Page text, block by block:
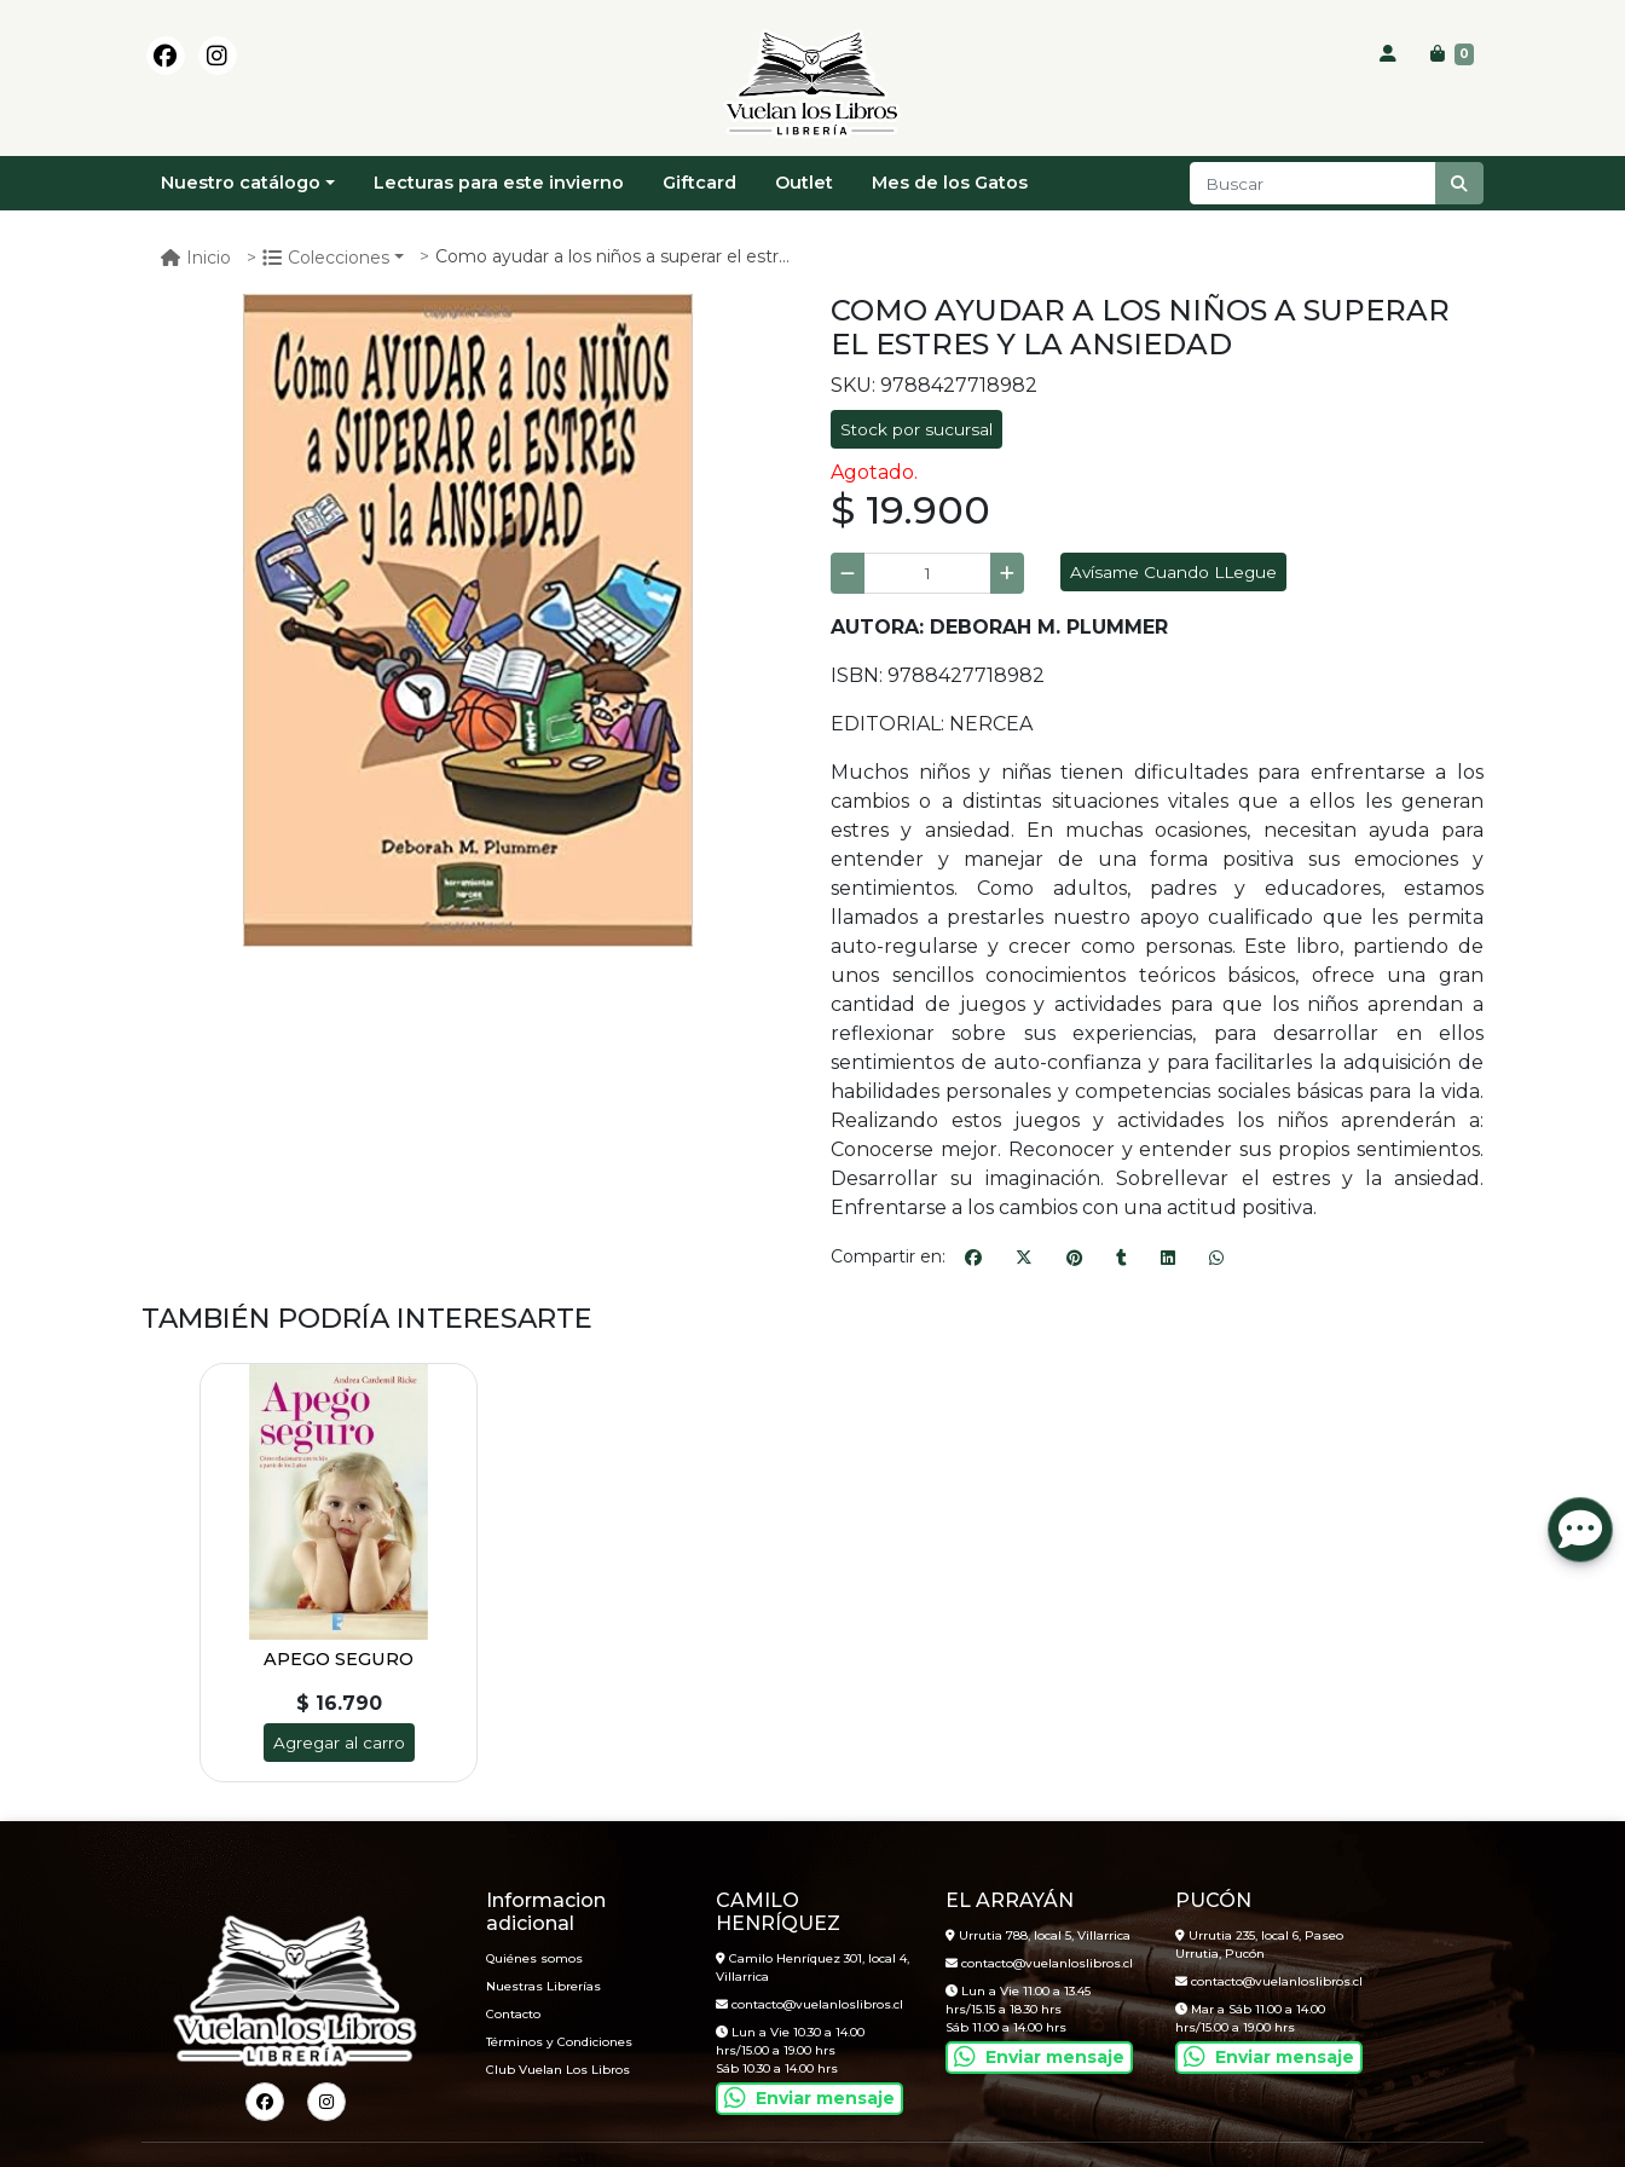
0
Nuestro catálogo Lecturas para este invierno Giftcard Outlet Mes de los Gatos
Inicio Colecciones Como ayudar a los niños a superar el estres y la ansiedad
COMO AYUDAR A LOS NIÑOS A SUPERAR
EL ESTRES Y LA ANSIEDAD
SKU: 9788427718982
Stock por sucursal
Agotado.
$ 19.900
Avísame Cuando LLegue
AUTORA: DEBORAH M. PLUMMER
ISBN: 9788427718982
EDITORIAL: NERCEA
Muchos niños y niñas tienen dificultades para enfrentarse a los
cambios o a distintas situaciones vitales que a ellos les generan
estres y ansiedad. En muchas ocasiones, necesitan ayuda para
entender y manejar de una forma positiva sus emociones y
sentimientos. Como adultos, padres y educadores, estamos
llamados a prestarles nuestro apoyo cualificado que les permita
auto-regularse y crecer como personas. Este libro, partiendo de
unos sencillos conocimientos teóricos básicos, ofrece una gran
cantidad de juegos y actividades para que los niños aprendan a
reflexionar sobre sus experiencias, para desarrollar en ellos
sentimientos de auto-confianza y para facilitarles la adquisición de
habilidades personales y competencias sociales básicas para la vida.
Realizando estos juegos y actividades los niños aprenderán a:
Conocerse mejor. Reconocer y entender sus propios sentimientos.
Desarrollar su imaginación. Sobrellevar el estres y la ansiedad.
Enfrentarse a los cambios con una actitud positiva.
Compartir en:
TAMBIÉN PODRÍA INTERESARTE
APEGO SEGURO
$ 16.790
Agregar al carro
Informacion
adicional
Quiénes somos
Nuestras Librerías
Contacto
Términos y Condiciones
Club Vuelan Los Libros
CAMILO
HENRÍQUEZ
Camilo Henríquez 301, local 4,
Villarrica
contacto@vuelanloslibros.cl
Lun a Vie 10.30 a 14.00
hrs/15.00 a 19.00 hrs
Sáb 10.30 a 14.00 hrs
Enviar mensaje
EL ARRAYÁN
Urrutia 788, local 5, Villarrica
contacto@vuelanloslibros.cl
Lun a Vie 11.00 a 13.45
hrs/15.15 a 18.30 hrs
Sáb 11.00 a 14.00 hrs
Enviar mensaje
PUCÓN
Urrutia 235, local 6, Paseo
Urrutia, Pucón
contacto@vuelanloslibros.cl
Mar a Sáb 11.00 a 14.00
hrs/15.00 a 19.00 hrs
Enviar mensaje